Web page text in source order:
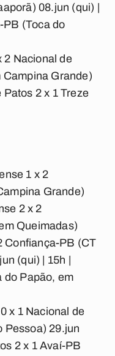
08.jun (qui) |
PB (Toca do
2 Nacional de
Grande)
2 x 1 Treze
1 x 2
Grande)
2 x 2
Queimadas)
Confiança-PB (CT
(qui) | 15h |
do Papão, em
x 1 Nacional de
Pessoa) 29.jun
2 x 1 Avaí-PB